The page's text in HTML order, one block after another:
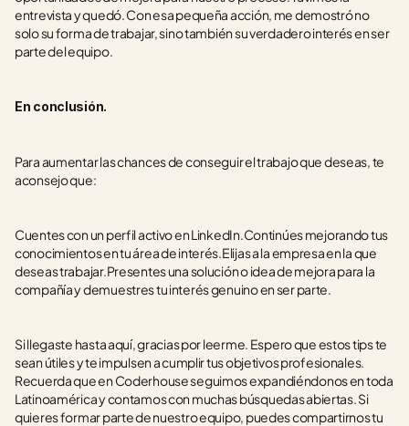
entrevista y quedó. Con esa pequeña acción, me demostró no
solo su forma de trabajar, sino también su verdadero interés en ser
parte del equipo.
En conclusión.
Para aumentar las chances de conseguir el trabajo que deseas, te
aconsejo que:
Cuentes con un perfil activo en LinkedIn.Continúes mejorando tus
conocimientos en tu área de interés.Elijas a la empresa en la que
deseas trabajar.Presentes una solución o idea de mejora para la
compañía y demuestres tu interés genuino en ser parte.
Si llegaste hasta aquí, gracias por leerme. Espero que estos tips te
sean útiles y te impulsen a cumplir tus objetivos profesionales.
Recuerda que en Coderhouse seguimos expandiéndonos en toda
Latinoamérica y contamos con muchas búsquedas abiertas. Si
quieres formar parte de nuestro equipo, puedes compartirnos tu